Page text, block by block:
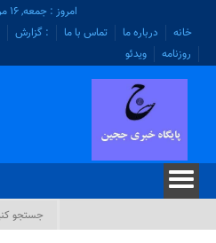
امروز : جمعه, ۱۶ مرداد , ۱۴۰۵
خانه
درباره ما تماس با ما : گزارش
روزنامه
ویدئو